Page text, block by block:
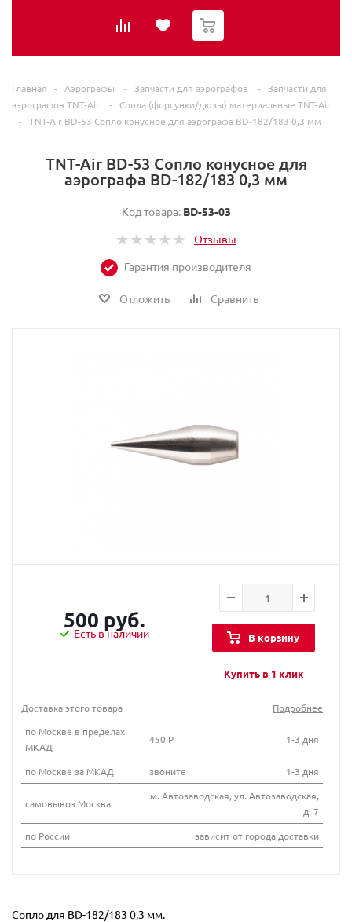
0
Главная - Аэрографы - Запчасти для аэрографов -
Запчасти для
аэрографов TNT-Air
-
Сопла (форсунки/дюзы) материальные TNT-Air
-
TNT-Air BD-53 Сопло конусное для аэрографа ВD-182/183 0,3 мм
TNT-Air BD-53 Сопло конусное для
аэрографа ВD-182/183 0,3 мм
Код товара: ВD-53-03
Отзывы
Гарантия производителя
Отложить Сравнить
500 руб.
Есть в наличии В корзину
Купить в 1 клик
Доставка этого товара
Подробнее
по Москве в пределах
МКАД
450 Р 1-3 дня
по Москве за МКАД звоните 1-3 дня
самовывоз Москва
м. Автозаводская, ул. Автозаводская,
д. 7
по России
зависит от города доставки
Сопло для ВD-182/183 0,3 мм.